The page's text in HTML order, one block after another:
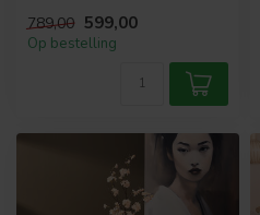
allee...
789,00 599,00
Op bestelling